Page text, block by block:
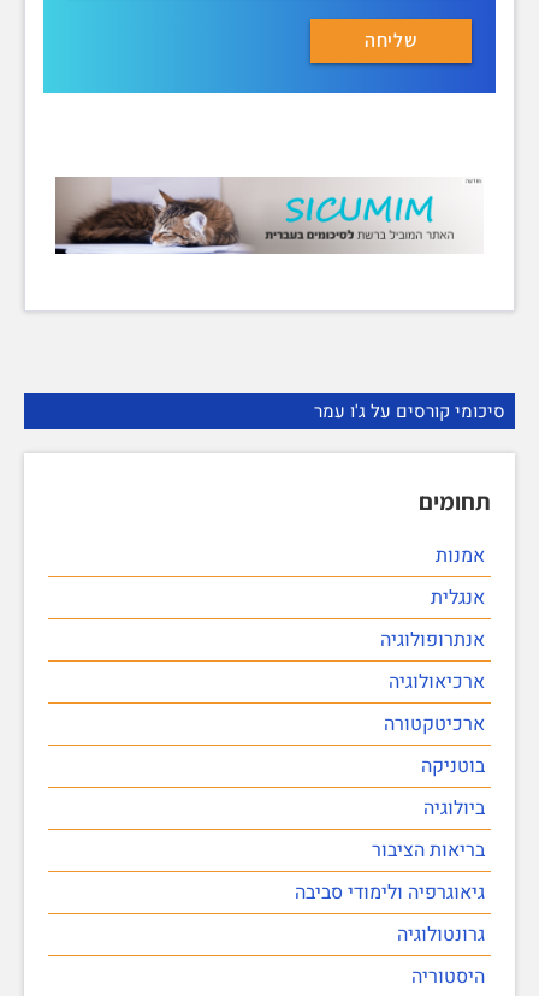
סיכומי קורסים על ג'ו עמר
תחומים
אמנות
אנגלית
אנתרופולוגיה
ארכיאולוגיה
ארכיטקטורה
בוטניקה
ביולוגיה
בריאות הציבור
גיאוגרפיה ולימודי סביבה
גרונטולוגיה
היסטוריה